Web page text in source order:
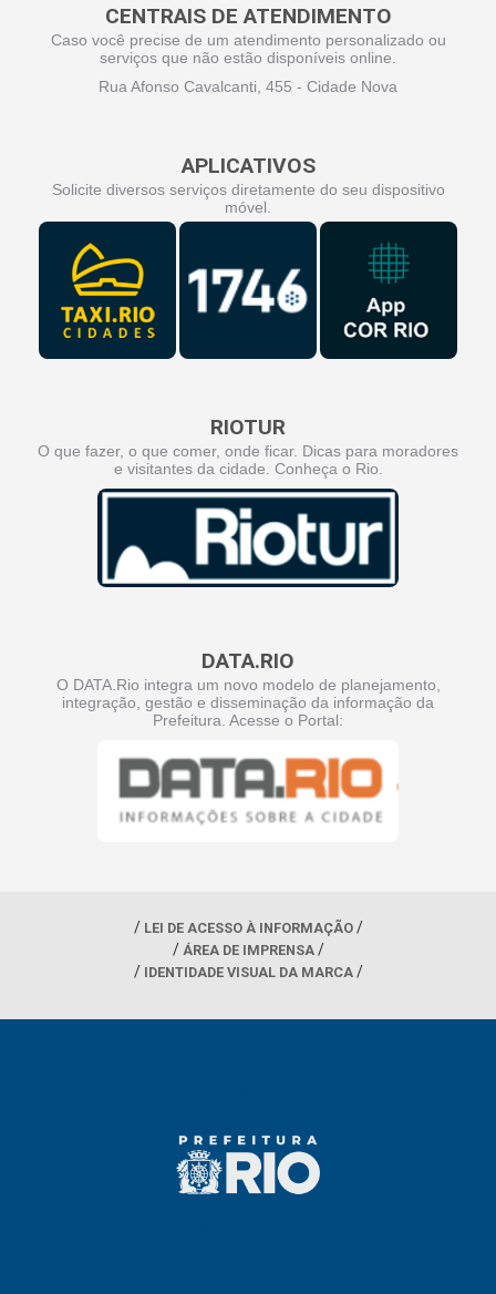
CENTRAIS DE ATENDIMENTO
Caso você precise de um atendimento personalizado ou
serviços que não estão disponíveis online.
Rua Afonso Cavalcanti, 455 - Cidade Nova
APLICATIVOS
Solicite diversos serviços diretamente do seu dispositivo
móvel.
RIOTUR
O que fazer, o que comer, onde ficar. Dicas para moradores
e visitantes da cidade. Conheça o Rio.
DATA.RIO
O DATA.Rio integra um novo modelo de planejamento,
integração, gestão e disseminação da informação da
Prefeitura. Acesse o Portal:
LEI DE ACESSO À INFORMAÇÃO
ÁREA DE IMPRENSA
IDENTIDADE VISUAL DA MARCA